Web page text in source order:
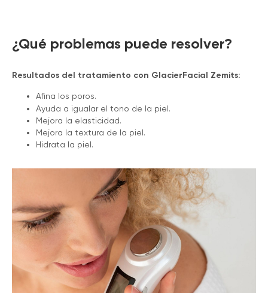
¿Qué problemas puede resolver?
Resultados del tratamiento con GlacierFacial Zemits:
Afina los poros.
Ayuda a igualar el tono de la piel.
Mejora la elasticidad.
Mejora la textura de la piel.
Hidrata la piel.